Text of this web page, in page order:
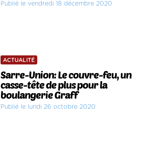
Publié le vendredi 18 décembre 2020
ACTUALITÉ
Sarre-Union: Le couvre-feu, un
casse-tête de plus pour la
boulangerie Graff
Publié le lundi 26 octobre 2020